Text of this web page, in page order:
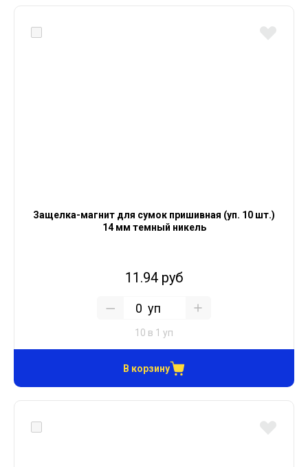
Защелка-магнит для сумок пришивная (уп. 10 шт.)
14 мм темный никель
11.94 руб
уп
10 в 1 уп
В корзину